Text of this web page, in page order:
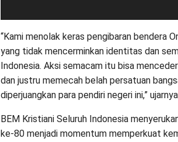
“Kami menolak keras pengibaran bendera
yang tidak mencerminkan identitas dan
Indonesia. Aksi semacam itu bisa
dan justru memecah belah persatuan
diperjuangkan para pendiri negeri ini,”
BEM Kristiani Seluruh Indonesia
ke-80 menjadi momentum memperkuat